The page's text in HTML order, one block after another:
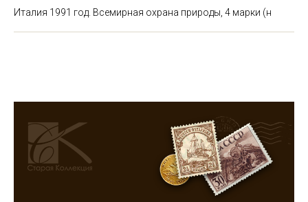
Италия 1991 год. Всемирная охрана природы, 4 марки (н